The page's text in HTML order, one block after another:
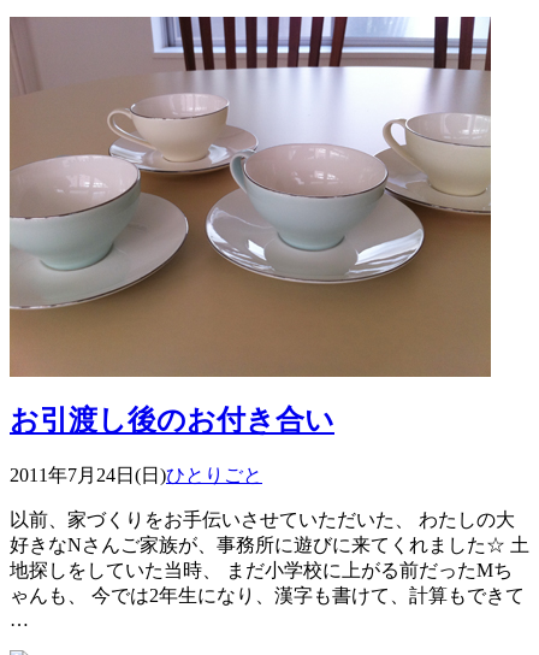
お引渡し後のお付き合い
2011年7月24日(日)ひとりごと
以前、家づくりをお手伝いさせていただいた、 わたしの大
好きなNさんご家族が、事務所に遊びに来てくれました☆ 土
地探しをしていた当時、 まだ小学校に上がる前だったMち
ゃんも、 今では2年生になり、漢字も書けて、計算もできて
…